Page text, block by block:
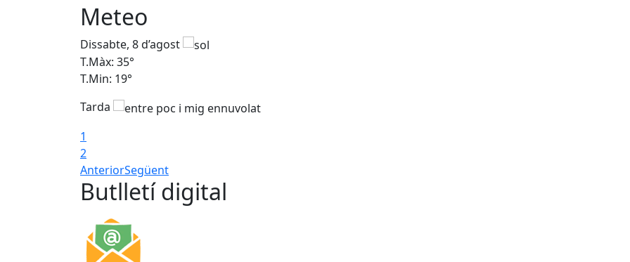
Meteo
Dissabte, 8 d’agost
T.Màx: 35°
T.Min: 19°
Tarda
1
2
AnteriorSegüent
Butlletí digital